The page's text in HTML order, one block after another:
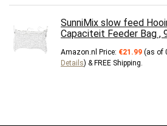
SunniMix slow feed
Capaciteit Feeder Bag ,
Amazon.nl Price: €21.99 (as of
Details) & FREE Shipping